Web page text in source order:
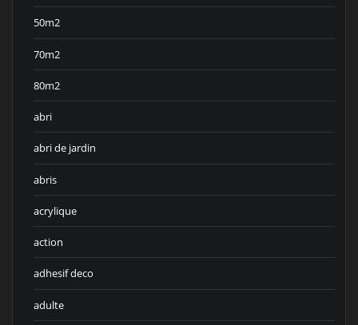
50m2
70m2
80m2
abri
abri de jardin
abris
acrylique
action
adhesif deco
adulte